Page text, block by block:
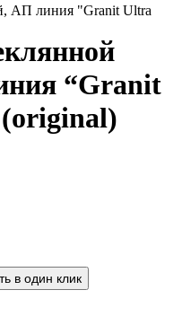
АП линия "Granit Ultra
“Granit
в один клик